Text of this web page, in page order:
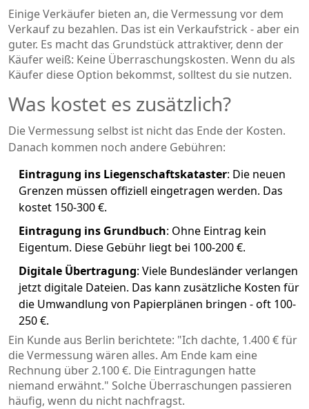
Einige Verkäufer bieten an, die Vermessung vor dem
Verkauf zu bezahlen. Das ist ein Verkaufstrick - aber ein
guter. Es macht das Grundstück attraktiver, denn der
Käufer weiß: Keine Überraschungskosten. Wenn du als
Käufer diese Option bekommst, solltest du sie nutzen.
Was kostet es zusätzlich?
Die Vermessung selbst ist nicht das Ende der Kosten.
Danach kommen noch andere Gebühren:
Eintragung ins Liegenschaftskataster: Die neuen
Grenzen müssen offiziell eingetragen werden. Das
kostet 150-300 €.
Eintragung ins Grundbuch: Ohne Eintrag kein
Eigentum. Diese Gebühr liegt bei 100-200 €.
Digitale Übertragung: Viele Bundesländer verlangen
jetzt digitale Dateien. Das kann zusätzliche Kosten für
die Umwandlung von Papierplänen bringen - oft 100-
250 €.
Ein Kunde aus Berlin berichtete: "Ich dachte, 1.400 € für
die Vermessung wären alles. Am Ende kam eine
Rechnung über 2.100 €. Die Eintragungen hatte
niemand erwähnt." Solche Überraschungen passieren
häufig, wenn du nicht nachfragst.